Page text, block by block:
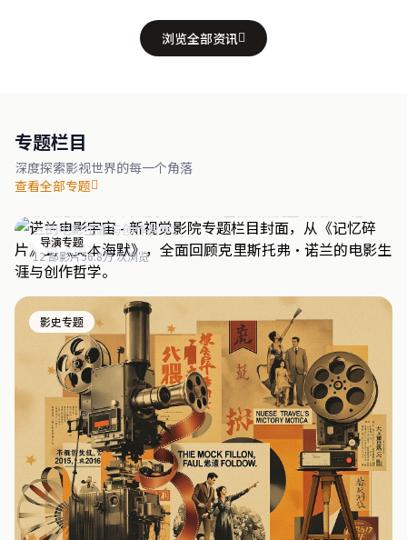
浏览全部资讯
专题栏目
深度探索影视世界的每一个角落
查看全部专题
导演专题
诺兰电影宇宙
兰的电影生涯与创作哲学。
12 部影片56.8万 次浏览
影史专题